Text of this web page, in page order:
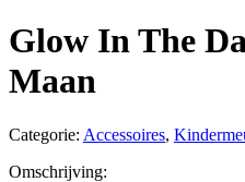
Glow In The
Maan
Categorie: Accessoires,
Omschrijving: